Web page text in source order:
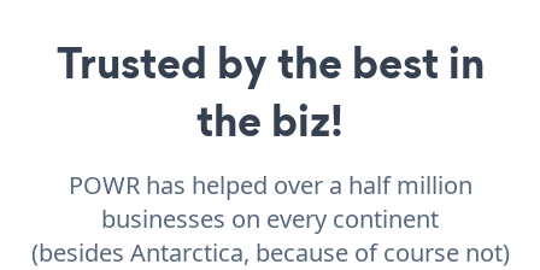
Trusted by the best in
the biz!
POWR has helped over a half million
businesses on every continent
(besides Antarctica, because of course not)